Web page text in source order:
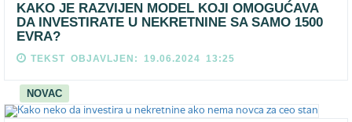
KAKO JE RAZVIJEN MODEL KOJI OMOGUĆAVA
DA INVESTIRATE U NEKRETNINE SA SAMO 1500
EVRA?
TEKST OBJAVLJEN: 19.06.2024 13:25
NOVAC